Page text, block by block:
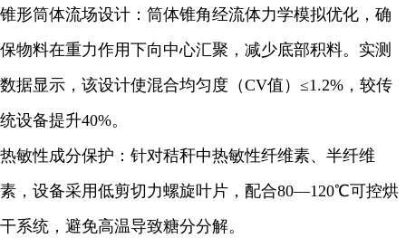
锥形筒体流场设计：筒体锥角经流体力学模拟优化，确
保物料在重力作用下向中心汇聚，减少底部积料。实测
数据显示，该设计使混合均匀度（CV值）≤1.2%，较传
统设备提升40%。
热敏性成分保护：针对秸秆中热敏性纤维素、半纤维
素，设备采用低剪切力螺旋叶片，配合80—120℃可控烘
干系统，避免高温导致糖分分解。